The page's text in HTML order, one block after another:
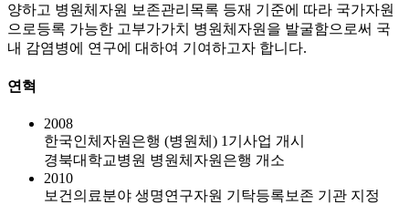
양하고 병원체자원 보존관리목록 등재 기준에 따라 국가자원
으로등록 가능한 고부가가치 병원체자원을 발굴함으로써 국
내 감염병에 연구에 대하여 기여하고자 합니다.
연혁
2008
한국인체자원은행 (병원체) 1기사업 개시
경북대학교병원 병원체자원은행 개소
2010
보건의료분야 생명연구자원 기탁등록보존 기관 지정